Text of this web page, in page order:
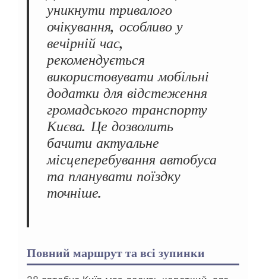
уникнути тривалого
очікування, особливо у
вечірній час,
рекомендується
використовувати мобільні
додатки для відстеження
громадського транспорту
Києва. Це дозволить
бачити актуальне
місцеперебування автобуса
та планувати поїздку
точніше.
Повний маршрут та всі зупинки